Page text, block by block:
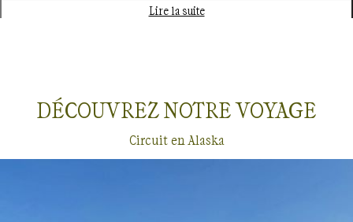
et réserves qui protègent des milliers d’espèces :
du Nord, se hisse au-delà des nuages pour effleurer le ciel,
tandis que glaciers et nuages se mirent dans l’eau pure des
lacs. Ici, qui sait où finit le règne de la glace ? La
recouvre à 60% le parc national des fjords de Kanaïet donne à
Lire la suite
DÉCOUVREZ NOTREVOYAGE
Circuit en Alaska